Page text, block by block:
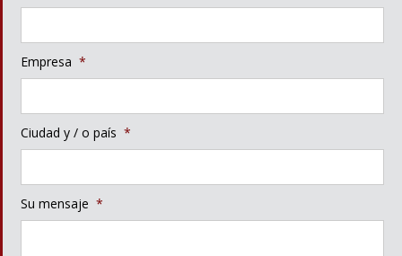
Empresa *
Ciudad y / o país *
Su mensaje *